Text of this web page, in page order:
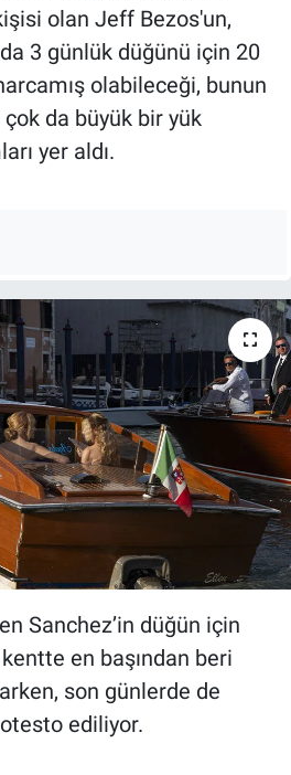
olan Jeff Bezos'un,
3 günlük düğünü için 20
olabileceği, bunun
çok da büyük bir yük
yer aldı.
Sanchez’in düğün için
en başından beri
son günlerde de
ediliyor.